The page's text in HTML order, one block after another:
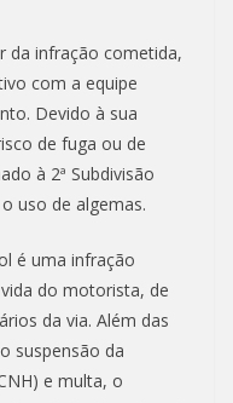
da infração cometida,
com a equipe
Devido à sua
de fuga ou de
à 2ª Subdivisão
uso de algemas.
é uma infração
do motorista, de
da via. Além das
suspensão da
e multa, o